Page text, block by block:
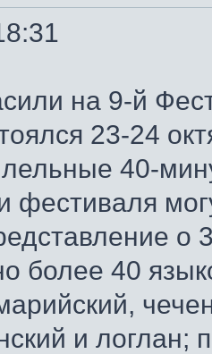
на 9-й
23-24
40-
фестиваля
о
более 40
и логлан;